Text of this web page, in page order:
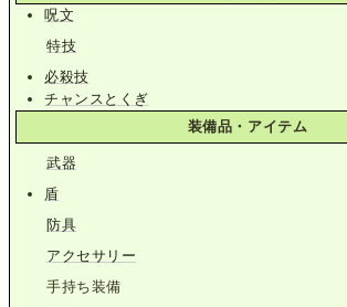
呪文
特技
必殺技
チャンスとくぎ
装備品・アイテム
武器
盾
防具
アクセサリー
手持ち装備